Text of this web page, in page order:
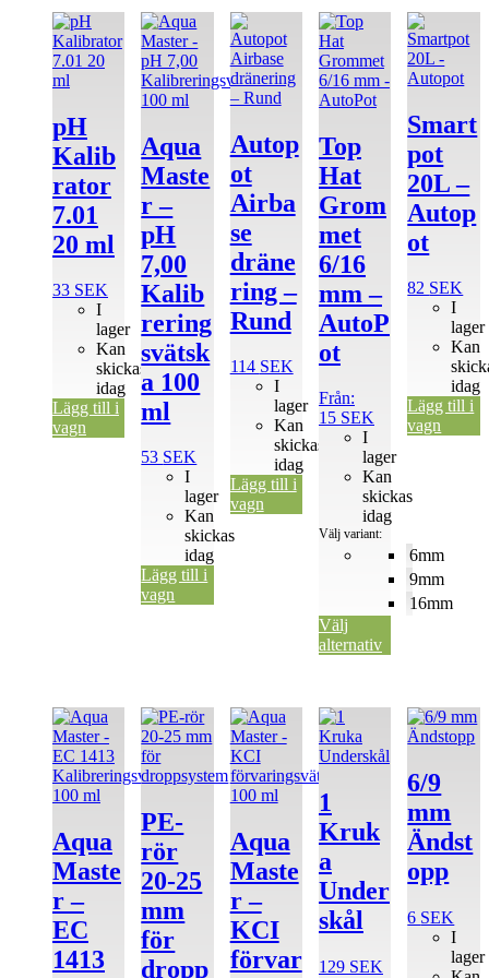
pH
Kalib
rator
7.01
20 ml
33 SEK
I
lager
Kan
skickas
idag
Lägg till i
vagn
Aqua
Maste
r –
pH
7,00
Kalib
rering
svätsk
a 100
ml
53 SEK
I
lager
Kan
skickas
idag
Lägg till i
vagn
Autop
ot
Airba
se
dräne
ring –
Rund
114 SEK
I
lager
Kan
skickas
idag
Lägg till i
vagn
Top
Hat
Grom
met
6/16
mm –
AutoP
ot
Från:
15 SEK
6mm
9mm
16mm
I
lager
Kan
skickas
idag
Välj variant:
Välj
alternativ
Den
här
produkten
har
flera
De
olika
alternativen
kan
väljas
på
produktsidan
Smart
pot
20L –
Autop
ot
82 SEK
I
lager
Kan
idag
Lägg till i
vagn
Aqua
Maste
r –
EC
1413
PE-
rör
20-25
mm
för
dropp
Den
här
produkten
har
varianter.
De
olika
alternativen
kan
väljas
på
produktsidan
Aqua
Maste
r –
KCI
förvar
1
Kruk
a
Under
skål
129 SEK
6/9
mm
Ändst
opp
6 SEK
I
lager
Den
här
har
flera
varianter.
De
olika
alternativen
väljas
på